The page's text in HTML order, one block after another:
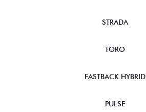
STRADA
TORO
FASTBACK HYBRID
PULSE